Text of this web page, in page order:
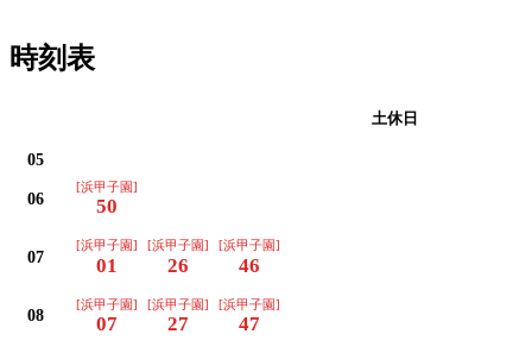
時刻表
土休日
05
06
[浜甲子園]
50
07
[浜甲子園]
01
[浜甲子園]
26
[浜甲子園]
46
08
[浜甲子園]
07
[浜甲子園]
27
[浜甲子園]
47